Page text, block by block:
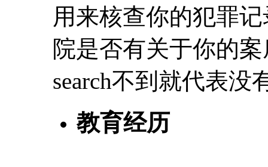
用来核查你的犯罪
院是否有关于你的
search不到就代表没
教育经历